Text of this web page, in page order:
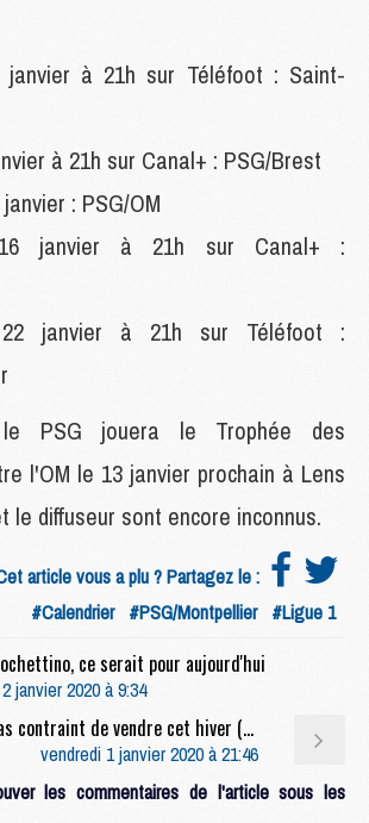
janvier à 21h sur Téléfoot : Saint-
à 21h sur Canal+ : PSG/Brest
: PSG/OM
janvier à 21h sur Canal+ :
22 janvier à 21h sur Téléfoot :
PSG jouera le Trophée des
l'OM le 13 janvier prochain à Lens
le diffuseur sont encore inconnus.
article vous a plu ? Partagez le :
#Calendrier #PSG/Montpellier #Ligue 1
ce serait pour aujourd'hui
janvier 2020 à 9:34
Mercato : Le PSG pas contraint de vendre cet hiver (LP)
vendredi 1 janvier 2020 à 21:46
les commentaires de l'article sous les